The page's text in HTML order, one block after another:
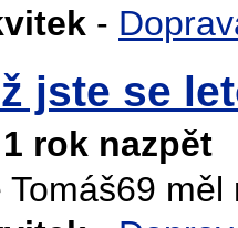
-
jste se
rok nazpět